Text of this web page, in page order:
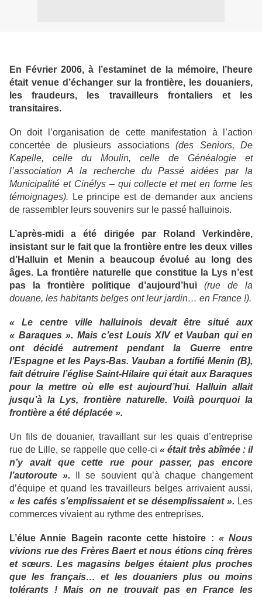
En Février 2006, à l’estaminet de la mémoire, l’heure
était venue d’échanger sur la frontière, les douaniers,
les fraudeurs, les travailleurs frontaliers et les
transitaires.
On doit l’organisation de cette manifestation à l’action
concertée de plusieurs associations (des Seniors, De
Kapelle, celle du Moulin, celle de Généalogie et
l’association A la recherche du Passé aidées par la
Municipalité et Cinélys – qui collecte et met en forme les
témoignages). Le principe est de demander aux anciens
de rassembler leurs souvenirs sur le passé halluinois.
L’après-midi a été dirigée par Roland Verkindère,
insistant sur le fait que la frontière entre les deux villes
d’Halluin et Menin a beaucoup évolué au long des
âges. La frontière naturelle que constitue la Lys n’est
pas la frontière politique d’aujourd’hui
(rue de la
douane, les habitants belges ont leur jardin… en France !).
« Le centre ville halluinois devait être situé aux
« Baraques ». Mais c’est Louis XIV et Vauban qui en
ont décidé autrement pendant la Guerre entre
l’Espagne et les Pays-Bas. Vauban a fortifié Menin (B),
fait détruire l’église Saint-Hilaire qui était aux Baraques
pour la mettre où elle est aujourd’hui. Halluin allait
jusqu’à la Lys, frontière naturelle. Voilà pourquoi la
frontière a été déplacée ».
Un fils de douanier, travaillant sur les quais d’entreprise
rue de Lille, se rappelle que celle-ci« était très abîmée : il
n’y avait que cette rue pour passer, pas encore
l’autoroute ». Il se souvient qu’à chaque changement
d’équipe et quand les travailleurs belges arrivaient aussi,
« les cafés s’emplissaient et se désemplissaient ». Les
commerces vivaient au rythme des entreprises.
L’élue Annie Bagein raconte cette histoire : « Nous
vivions rue des Frères Baert et nous étions cinq frères
et sœurs. Les magasins belges étaient plus proches
que les français… et les douaniers plus ou moins
tolérants ! Mais on ne trouvait pas en France les